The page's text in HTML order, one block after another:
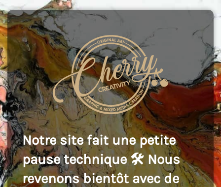
Notre site fait une petite
pause technique 🛠️ Nous
revenons bientôt avec de